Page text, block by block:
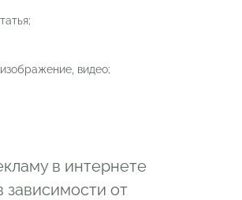
видео;
в интернете
зависимости от